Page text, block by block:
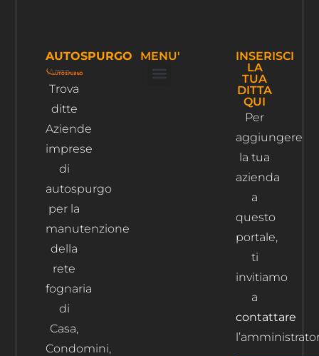
AUTOSPURGO
Trova
ditte
Aziende
imprese
di
autospurgo
per la
manutenzione
della
rete
fognaria
di
Casa,
Condomini,
MENU'
INSERISCI
LA
TUA
DITTA
QUI
Per
aggiungere
la tua
azienda
a
questo
portale,
ti
invitiamo
a
contattare